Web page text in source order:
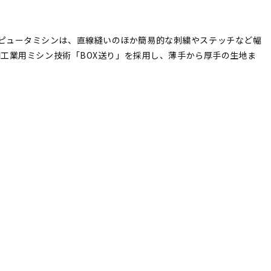
ュータミシンは、直線縫いのほか簡易的な刺繍やステッチなど幅
業用ミシン技術「BOX送り」を採用し、薄手から厚手の生地ま